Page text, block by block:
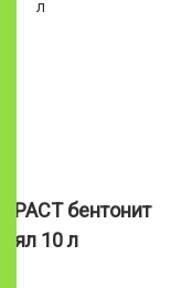
бентонит
бял 10 л